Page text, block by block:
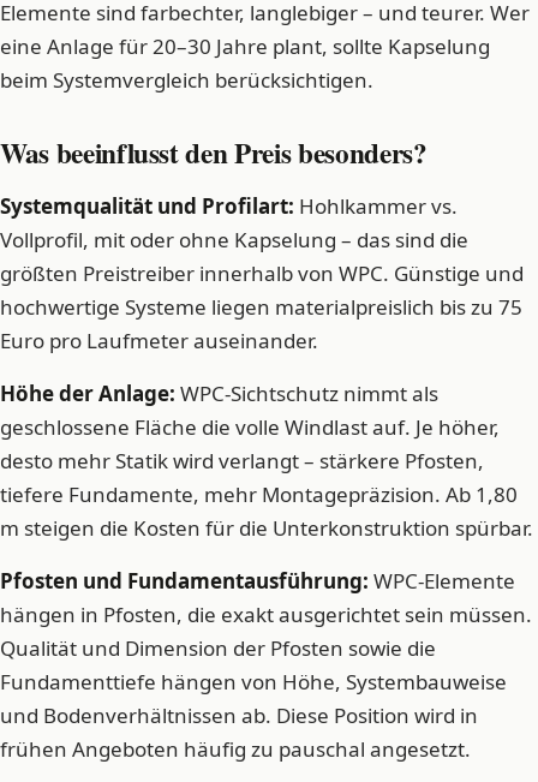
Elemente sind farbechter, langlebiger – und teurer. Wer
eine Anlage für 20–30 Jahre plant, sollte Kapselung
beim Systemvergleich berücksichtigen.
Was beeinflusst den Preis besonders?
Systemqualität und Profilart: Hohlkammer vs.
Vollprofil, mit oder ohne Kapselung – das sind die
größten Preistreiber innerhalb von WPC. Günstige und
hochwertige Systeme liegen materialpreislich bis zu 75
Euro pro Laufmeter auseinander.
Höhe der Anlage: WPC-Sichtschutz nimmt als
geschlossene Fläche die volle Windlast auf. Je höher,
desto mehr Statik wird verlangt – stärkere Pfosten,
tiefere Fundamente, mehr Montagepräzision. Ab 1,80
m steigen die Kosten für die Unterkonstruktion spürbar.
Pfosten und Fundamentausführung: WPC-Elemente
hängen in Pfosten, die exakt ausgerichtet sein müssen.
Qualität und Dimension der Pfosten sowie die
Fundamenttiefe hängen von Höhe, Systembauweise
und Bodenverhältnissen ab. Diese Position wird in
frühen Angeboten häufig zu pauschal angesetzt.